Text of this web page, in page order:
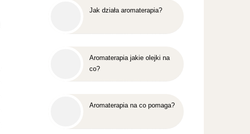
Jak działa aromaterapia?
Aromaterapia jakie olejki na
co?
Aromaterapia na co pomaga?